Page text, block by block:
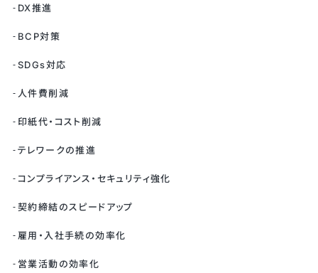
DX推進
BCP対策
SDGs対応
人件費削減
印紙代・コスト削減
テレワークの推進
コンプライアンス・セキュリティ強化
契約締結のスピードアップ
雇用・入社手続の効率化
営業活動の効率化